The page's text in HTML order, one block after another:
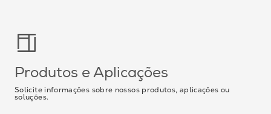
Produtos e Aplicações
Solicite informações sobre nossos produtos, aplicações ou
soluções.